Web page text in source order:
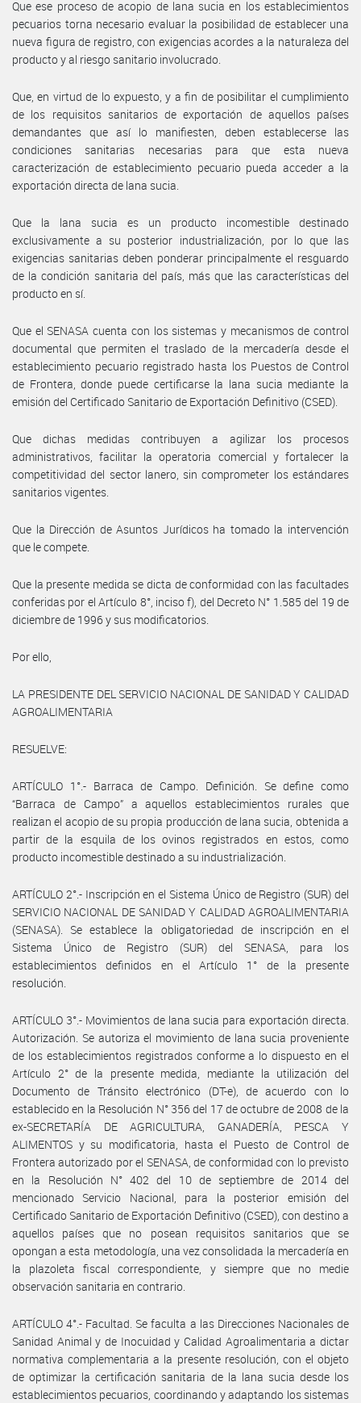
Que ese proceso de acopio de lana sucia en los establecimientos
pecuarios torna necesario evaluar la posibilidad de establecer una
nueva figura de registro, con exigencias acordes a la naturaleza del
producto y al riesgo sanitario involucrado.
Que, en virtud de lo expuesto, y a fin de posibilitar el cumplimiento
de los requisitos sanitarios de exportación de aquellos países
demandantes que así lo manifiesten, deben establecerse las
condiciones sanitarias necesarias para que esta nueva
caracterización de establecimiento pecuario pueda acceder a la
exportación directa de lana sucia.
Que la lana sucia es un producto incomestible destinado
exclusivamente a su posterior industrialización, por lo que las
exigencias sanitarias deben ponderar principalmente el resguardo
de la condición sanitaria del país, más que las características del
producto en sí.
Que el SENASA cuenta con los sistemas y mecanismos de control
documental que permiten el traslado de la mercadería desde el
establecimiento pecuario registrado hasta los Puestos de Control
de Frontera, donde puede certificarse la lana sucia mediante la
emisión del Certificado Sanitario de Exportación Definitivo (CSED).
Que dichas medidas contribuyen a agilizar los procesos
administrativos, facilitar la operatoria comercial y fortalecer la
competitividad del sector lanero, sin comprometer los estándares
sanitarios vigentes.
Que la Dirección de Asuntos Jurídicos ha tomado la intervención
que le compete.
Que la presente medida se dicta de conformidad con las facultades
conferidas por el Artículo 8°, inciso f), del Decreto N° 1.585 del 19 de
diciembre de 1996 y sus modificatorios.
Por ello,
LA PRESIDENTE DEL SERVICIO NACIONAL DE SANIDAD Y CALIDAD
AGROALIMENTARIA
RESUELVE:
ARTÍCULO 1°.- Barraca de Campo. Definición. Se define como
“Barraca de Campo” a aquellos establecimientos rurales que
realizan el acopio de su propia producción de lana sucia, obtenida a
partir de la esquila de los ovinos registrados en estos, como
producto incomestible destinado a su industrialización.
ARTÍCULO 2°.- Inscripción en el Sistema Único de Registro (SUR) del
SERVICIO NACIONAL DE SANIDAD Y CALIDAD AGROALIMENTARIA
(SENASA). Se establece la obligatoriedad de inscripción en el
Sistema Único de Registro (SUR) del SENASA, para los
establecimientos definidos en el Artículo 1° de la presente
resolución.
ARTÍCULO 3°.- Movimientos de lana sucia para exportación directa.
Autorización. Se autoriza el movimiento de lana sucia proveniente
de los establecimientos registrados conforme a lo dispuesto en el
Artículo 2° de la presente medida, mediante la utilización del
Documento de Tránsito electrónico (DT-e), de acuerdo con lo
establecido en la Resolución N° 356 del 17 de octubre de 2008 de la
ex-SECRETARÍA DE AGRICULTURA, GANADERÍA, PESCA Y
ALIMENTOS y su modificatoria, hasta el Puesto de Control de
Frontera autorizado por el SENASA, de conformidad con lo previsto
en la Resolución N° 402 del 10 de septiembre de 2014 del
mencionado Servicio Nacional, para la posterior emisión del
Certificado Sanitario de Exportación Definitivo (CSED), con destino a
aquellos países que no posean requisitos sanitarios que se
opongan a esta metodología, una vez consolidada la mercadería en
la plazoleta fiscal correspondiente, y siempre que no medie
observación sanitaria en contrario.
ARTÍCULO 4°.- Facultad. Se faculta a las Direcciones Nacionales de
Sanidad Animal y de Inocuidad y Calidad Agroalimentaria a dictar
normativa complementaria a la presente resolución, con el objeto
de optimizar la certificación sanitaria de la lana sucia desde los
establecimientos pecuarios, coordinando y adaptando los sistemas